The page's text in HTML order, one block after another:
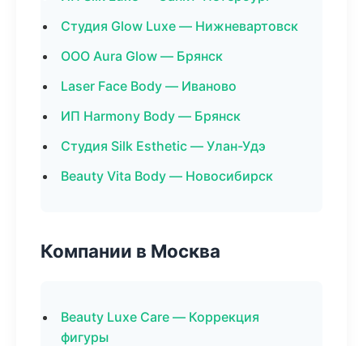
Студия Glow Luxe — Нижневартовск
ООО Aura Glow — Брянск
Laser Face Body — Иваново
ИП Harmony Body — Брянск
Студия Silk Esthetic — Улан-Удэ
Beauty Vita Body — Новосибирск
Компании в Москва
Beauty Luxe Care — Коррекция
фигуры